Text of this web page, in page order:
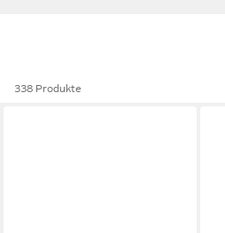
338 Produkte